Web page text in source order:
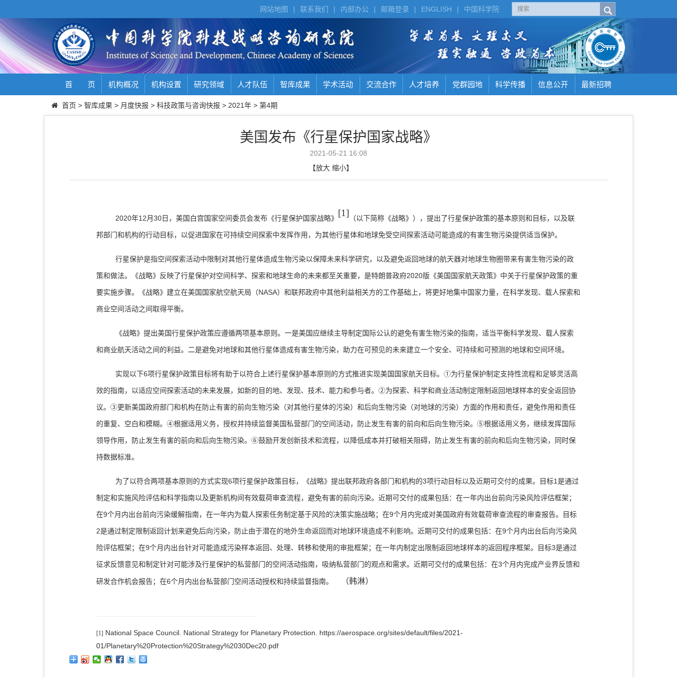
中国科学院
|
ENGLISH
|
邮箱登录
|
内部办公
|
联系我们
|
网站地图
首 页 机构概况 机构设置 研究领域 人才队伍 智库成果 学术活动 交流合作 人才培养 党群园地 科学传播 信息公开 最新招聘
首页 > 智库成果 > 月度快报 > 科技政策与咨询快报 > 2021年 > 第4期
美国发布《行星保护国家战略》
2021-05-21 16:08
【放大 缩小】
2020年12月 30日，美国白宫国家空间委员会发布《行星保护国家战略》
[1]
（以下简称《战略》），提出了行星保护政策的基本原则和目标，以及联
邦部门和机构的行动目标，以促进国家在可持续空间探索中发挥作用，为其他行星体和地球免受空间探索活动可能造成的有害生物污染提供适当保护。
行星保护是指空间探索活动中限制对其他行星体造成生物污染以保障未来科学研究，以及避免返回地球的航天器对地球生物圈带来有害生物污染的政
策和做法。《战略》反映了行星保护对空间科学、探索和地球生命的未来都至关重要，是特朗普政府2020版《美国国家航天政策》中关于行星保护政策的重
要实施步骤。《战略》建立在美国国家航空航天局（NASA）和联邦政府中其他利益相关方的工作基础上，将更好地集中国家力量，在科学发现、载人探索和
商业空间活动之间取得平衡。
《战略》提出美国行星保护政策应遵循两项基本原则。一是美国应继续主导制定国际公认的避免有害生物污染的指南，适当平衡科学发现、载人探索
和商业航天活动之间的利益。二是避免对地球和其他行星体造成有害生物污染，助力在可预见的未来建立一个安全、可持续和可预测的地球和空间环境。
实现以下6项行星保护政策目标将有助于以符合上述行星保护基本原则的方式推进实现美国国家航天目标。 ①为行星保护制定支持性流程和足够灵活高
效的指南，以适应空间探索活动的未来发展，如新的目的地、发现、技术、能力和参与者。②为探索、科学和商业活动制定限制返回地球样本的安全返回协
议。③更新美国政府部门和机构在防止有害的前向生物污染（对其他行星体的污染）和后向生物污染（对地球的污染）方面的作用和责任，避免作用和责任
的重复、空白和模糊。④根据适用义务，授权并持续监督美国私营部门的空间活动，防止发生有害的前向和后向生物污染。⑤根据适用义务，继续发挥国际
领导作用，防止发生有害的前向和后向生物污染。⑥鼓励开发创新技术和流程，以降低成本并打破相关阻碍，防止发生有害的前向和后向生物污染，同时保
持数据标准。
为了以符合两项基本原则的方式实现6项行星保护政策目标，《战略》提出联邦政府各部门和机构的3项行动目标以及近期可交付的成果。目标1 是通过
制定和实施风险评估和科学指南以及更新机构间有效载荷审查流程，避免有害的前向污染。近期可交付的成果包括：在一年内出台前向污染风险评估框架；
在9个月内出台前向污染缓解指南，在一年内为载人探索任务制定基于风险的决策实施战略；在9个月内完成对美国政府有效载荷审查流程的审查报告。目标
2是通过制定限制返回计划来避免后向污染，防止由于潜在的地外生命返回而对地球环境造成不利影响。近期可交付的成果包括：在9个月内出台后向污染风
险评估框架；在9个月内出台针对可能造成污染样本返回、处理、转移和使用的审批框架；在一年内制定出限制返回地球样本的返回程序框架。目标3是通过
征求反馈意见和制定针对可能涉及行星保护的私营部门的空间活动指南，吸纳私营部门的观点和需求。近期可交付的成果包括：在3个月内完成产业界反馈和
研发合作机会报告；在6个月内出台私营部门空间活动授权和持续监督指南。 （韩淋）
[1] National Space Council. National Strategy for Planetary Protection. https://aerospace.org/sites/default/files/2021-
01/Planetary%20Protection%20Strategy%2030Dec20.pdf